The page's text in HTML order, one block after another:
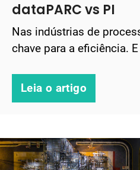
dataPARC vs PI
Nas indústrias de
chave para a eficiência.
Leia o artigo